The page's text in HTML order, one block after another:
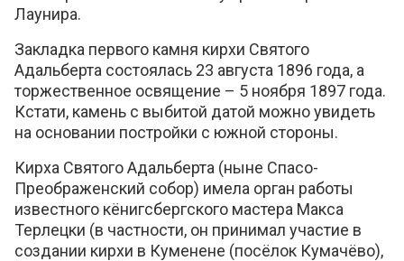
Лаунира.
Закладка первого камня кирхи Святого
Адальберта состоялась 23 августа 1896 года, а
торжественное освящение – 5 ноября 1897 года.
Кстати, камень с выбитой датой можно увидеть
на основании постройки с южной стороны.
Кирха Святого Адальберта (ныне Спасо-
Преображенский собор) имела орган работы
известного кёнигсбергского мастера Макса
Терлецки (в частности, он принимал участие в
создании кирхи в Куменене (посёлок Кумачёво),